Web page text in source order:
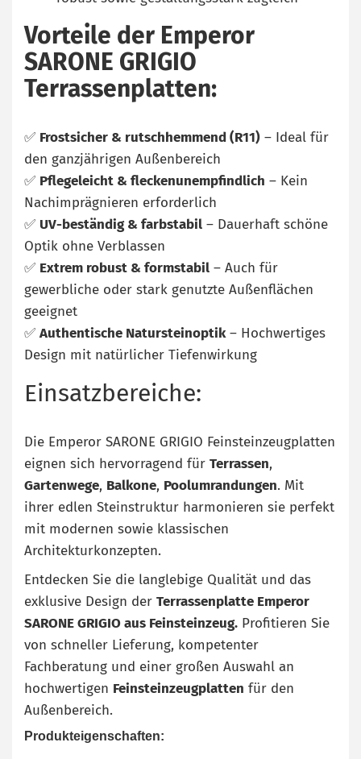
Vorteile der Emperor
SARONE GRIGIO
Terrassenplatten:
✅ Frostsicher & rutschhemmend (R11) – Ideal für
den ganzjährigen Außenbereich
✅ Pflegeleicht & fleckenunempfindlich – Kein
Nachimprägnieren erforderlich
✅ UV-beständig & farbstabil – Dauerhaft schöne
Optik ohne Verblassen
✅ Extrem robust & formstabil – Auch für
gewerbliche oder stark genutzte Außenflächen
geeignet
✅ Authentische Natursteinoptik– Hochwertiges
Design mit natürlicher Tiefenwirkung
Einsatzbereiche:
Die Emperor SARONE GRIGIO Feinsteinzeugplatten
eignen sich hervorragend für Terrassen,
Gartenwege, Balkone, Poolumrandungen. Mit
ihrer edlen Steinstruktur harmonieren sie perfekt
mit modernen sowie klassischen
Architekturkonzepten.
Entdecken Sie die langlebige Qualität und das
exklusive Design der Terrassenplatte Emperor
SARONE GRIGIO aus Feinsteinzeug. Profitieren Sie
von schneller Lieferung, kompetenter
Fachberatung und einer großen Auswahl an
hochwertigen Feinsteinzeugplatten für den
Außenbereich.
Produkteigenschaften: